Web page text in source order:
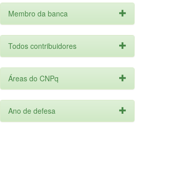
Membro da banca
Todos contribuidores
Áreas do CNPq
Ano de defesa